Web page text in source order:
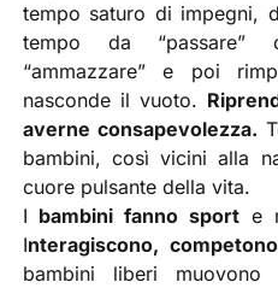
tempo saturo di impegni,
tempo da
“ammazzare” e poi
nasconde il vuoto.
averne consapevolezza.
bambini, così vicini alla
cuore pulsante della vita.
I bambini fanno sport e
Interagiscono,
bambini liberi